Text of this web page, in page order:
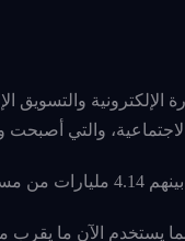
الإلكترونية
والتي أصبحت